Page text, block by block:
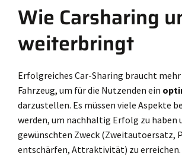
Wie Carsharing
weiterbringt
Erfolgreiches Car-Sharing braucht mehr
Fahrzeug, um für die Nutzenden ein
darzustellen. Es müssen viele Aspekte
werden, um nachhaltig Erfolg zu haben
gewünschten Zweck (Zweitautoersatz,
entschärfen, Attraktivität) zu erreichen.